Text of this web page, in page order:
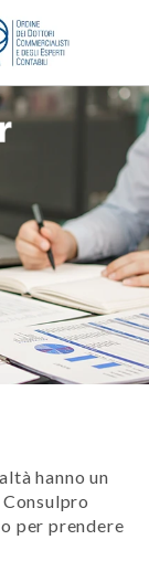
hanno un
per prendere